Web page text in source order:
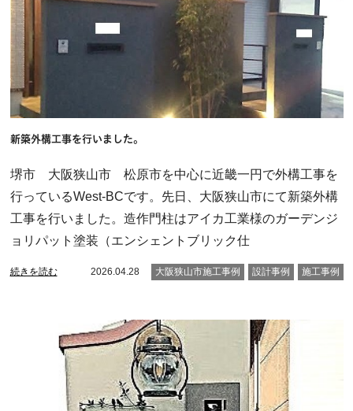
新築外構工事を行いました。
堺市 大阪狭山市 松原市を中心に近畿一円で外構工事を
行っているWest-BCです。先日、大阪狭山市にて新築外構
工事を行いました。造作門柱はアイカ工業様のガーデンジ
ョリパット塗装（エンシェントブリック仕
続きを読む 2026.04.28 大阪狭山市施工事例 設計事例 施工事例